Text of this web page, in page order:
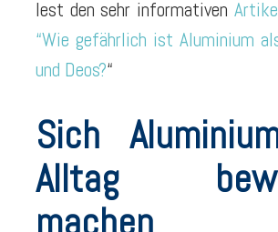
lest den sehr informativen
“Wie gefährlich ist Aluminium
und Deos?“
Sich
Alltag
machen